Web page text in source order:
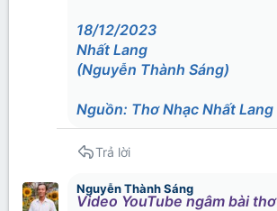
18/12/2023
Nhất Lang
(Nguyễn Thành Sáng)
Nguồn: Thơ Nhạc Nhất
Trả lời
Nguyễn Thành Sáng
Video YouTube ngâm bài